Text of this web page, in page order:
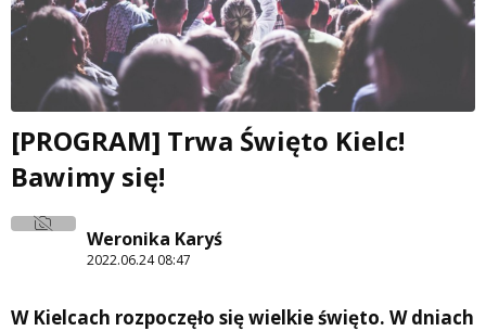
[PROGRAM] Trwa Święto Kielc!
Bawimy się!
Weronika Karyś
2022.06.24 08:47
W Kielcach rozpoczęło się wielkie święto. W dniach